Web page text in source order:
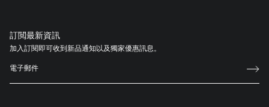
訂閲最新資訊
加入訂閱即可收到新品通知以及獨家優惠訊息。